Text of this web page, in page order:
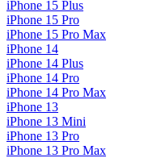
iPhone 15 Plus
iPhone 15 Pro
iPhone 15 Pro Max
iPhone 14
iPhone 14 Plus
iPhone 14 Pro
iPhone 14 Pro Max
iPhone 13
iPhone 13 Mini
iPhone 13 Pro
iPhone 13 Pro Max